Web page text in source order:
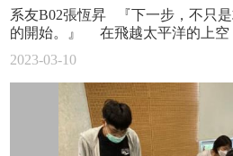
馬雅文明之旅，最終的highlight就
盃。結果…… 從坎昆直飛舊金山的
我硬生生在坎昆的機場旅館多待了
級盃，更糟的是，達成完美賽季的
後一場，也是最重要的比賽。 時
九人隊的年輕四分衛 Brock Purdy
創造了八連勝的奇蹟，本賽季我還
預錄了今年的超級盃，打算仔細來
的廣告其實是很好的indicator，把
2023-03-10
系友B02張恆昇 『下一步，不只
的開始。』 在飛越太平洋的上空
的下一個階段。 從芝加哥轉機飛
小時的航程，狹小的三排座客機才
外的景色也很快的從高樓林立下降
記得大家總是說伊利諾會是個專心
著大概因為除了念書就只剩吃玉米